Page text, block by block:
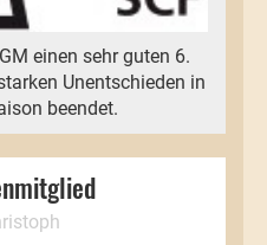
einen sehr guten 6.
Unentschieden in
beendet.